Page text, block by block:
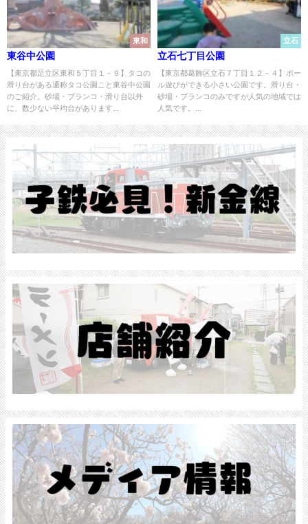
東和
東谷中公園
【東京都足立区東和５丁目１－９】タコの
滑り台がある通称タコ公園こと東谷中公園
のご紹介。砂場・ブランコ・滑り台以外
に、数少ない平均台があります...
立石
立石七丁目公園
【東京都葛飾区立石７丁目１２－４】ボー
ル遊びができる小さい公園です。滑り台・
砂場・ブランコのみですが人気の地域では
人気です。...